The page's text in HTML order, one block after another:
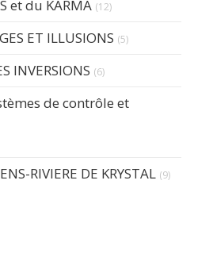
et du KARMA (12)
ET ILLUSIONS (5)
INVERSIONS (6)
de contrôle et
RIVIERE DE KRYSTAL (9)